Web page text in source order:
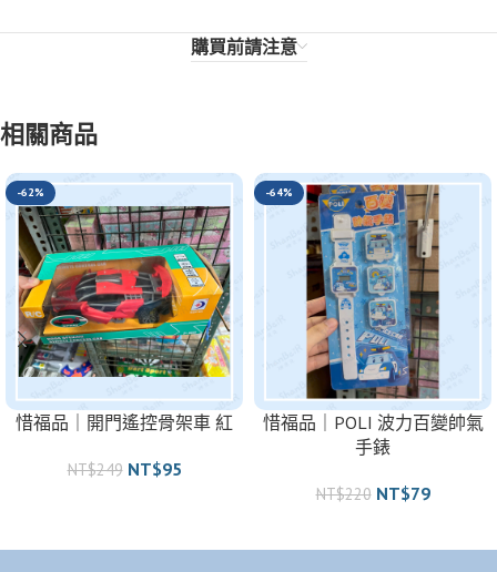
購買前請注意
相關商品
-62%
惜福品｜開門遙控骨架車 紅
NT$249 NT$95
-64%
惜福品｜POLI 波力百變帥氣
手錶
NT$220 NT$79